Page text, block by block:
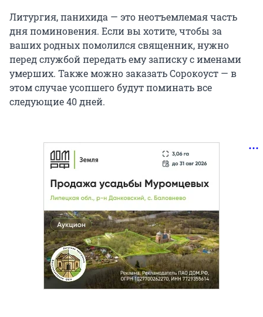
Литургия, панихида — это неотъемлемая часть
дня поминовения. Если вы хотите, чтобы за
ваших родных помолился священник, нужно
перед службой передать ему записку с именами
умерших. Также можно заказать Сорокоуст — в
этом случае усопшего будут поминать все
следующие 40 дней.